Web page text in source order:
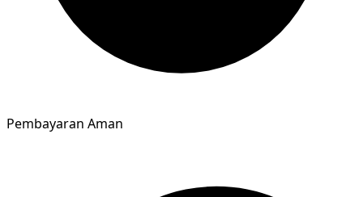
Pembayaran Aman